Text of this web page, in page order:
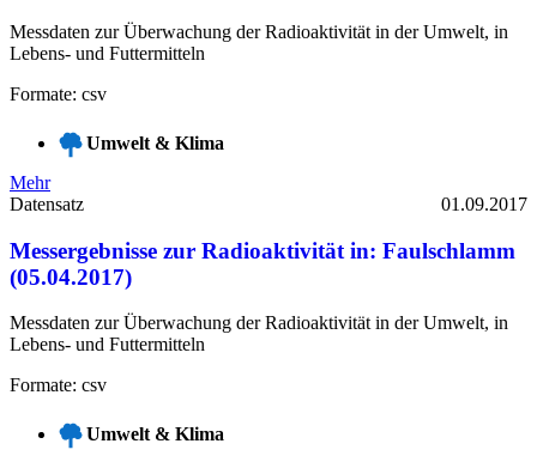
Messdaten zur Überwachung der Radioaktivität in der Umwelt, in
Lebens- und Futtermitteln
Formate: csv
Umwelt & Klima
Mehr
Datensatz
01.09.2017
Messergebnisse zur Radioaktivität in: Faulschlamm
(05.04.2017)
Messdaten zur Überwachung der Radioaktivität in der Umwelt, in
Lebens- und Futtermitteln
Formate: csv
Umwelt & Klima